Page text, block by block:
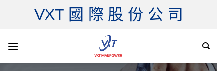
VXT 國 際 股 份 公 司